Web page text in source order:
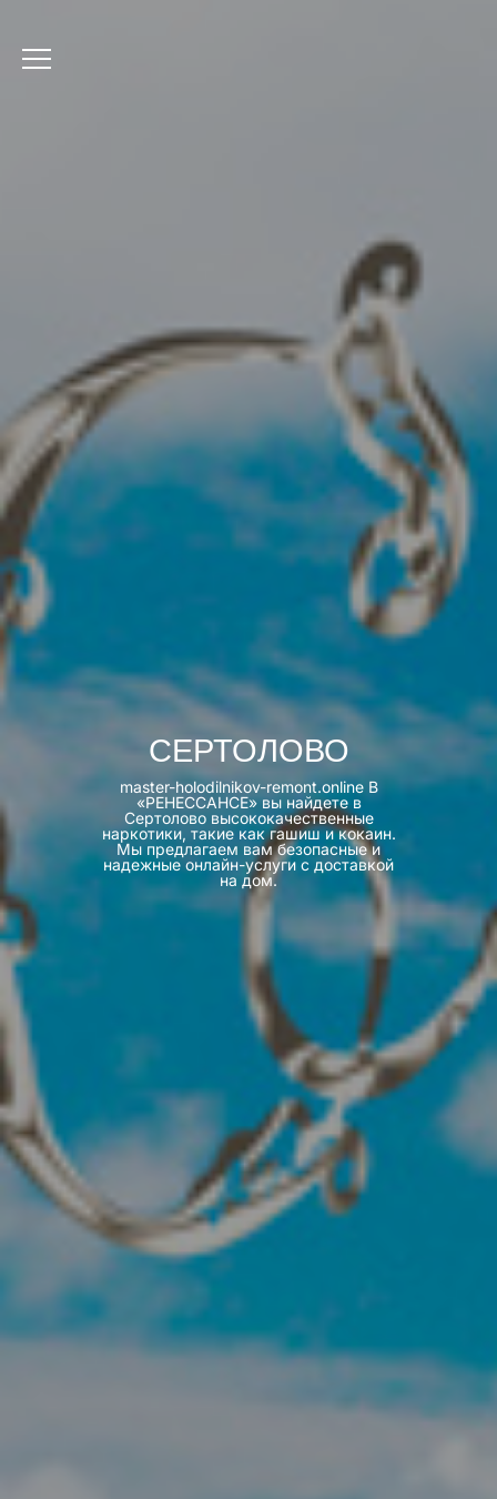
СЕРТОЛОВО
master-holodilnikov-remont.online В
«РЕНЕССАНСЕ» вы найдете в
Сертолово высококачественные
наркотики, такие как гашиш и кокаин.
Мы предлагаем вам безопасные и
надежные онлайн-услуги с доставкой
на дом.